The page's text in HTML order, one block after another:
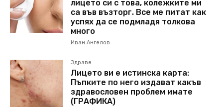
лицето си с това, колежките ми
са във възторг. Все ме питат как
успях да се подмладя толкова
много
Иван Ангелов
Здраве
Лицето ви е истинска карта:
Пъпките по него издават какъв
здравословен проблем имате
(ГРАФИКА)